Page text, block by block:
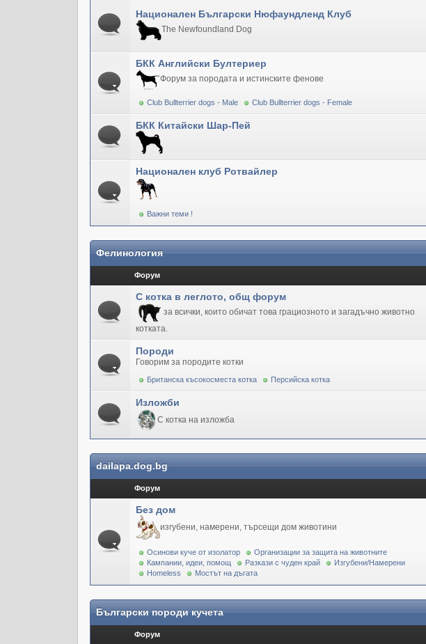
Национален Български Нюфаундленд Клуб
The Newfoundland Dog
БКК Английски Бултериер
Форум за породата и истинските фенове
Club Bullterrier dogs - Male Club Bullterrier dogs - Female
БКК Китайски Шар-Пей
Национален клуб Ротвайлер
Важни теми !
Фелинология
Форум
С котка в леглото, общ форум
за всички, които обичат това грациозното и загадъчно животно
котката.
Породи
Говорим за породите котки
Британска късокосместа котка Персийска котка
Изложби
С котка на изложба
dailapa.dog.bg
Форум
Без дом
изгубени, намерени, търсещи дом животини
Осинови куче от изолатор
Организации за защита на животните
Кампании, идеи, помощ
Разкази с чуден край
Изгубени/Намерени
Homeless
Мостът на дъгата
Български породи кучета
Форум